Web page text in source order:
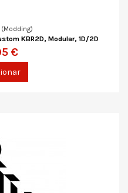
(Modding)
KBR2D, Modular, 1D/2D
€